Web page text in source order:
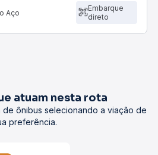
Aço
Embarque
direto
atuam nesta rota
de ônibus selecionando a viação de
preferência.